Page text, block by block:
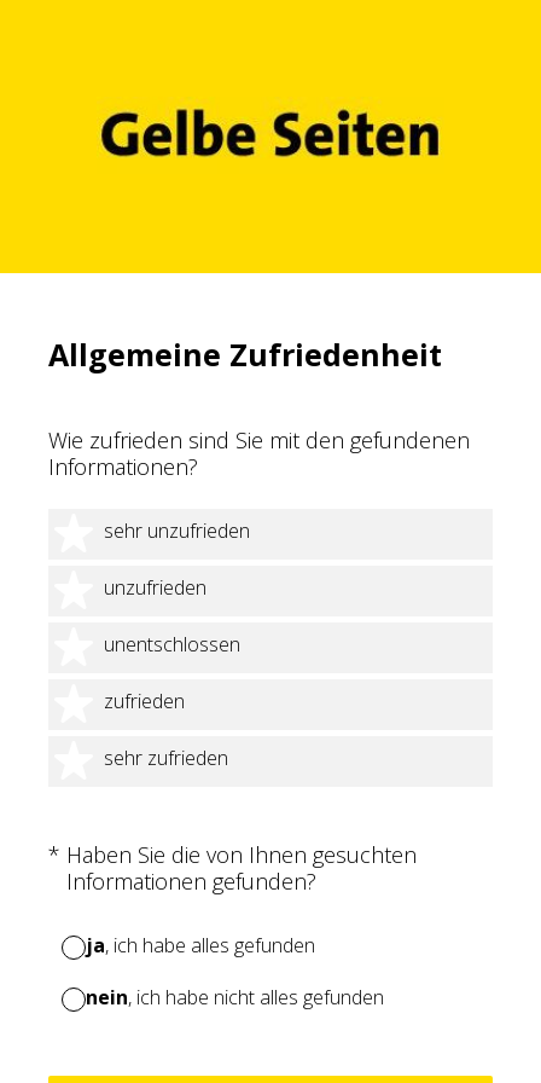
Allgemeine Zufriedenheit
Wie zufrieden sind Sie mit den gefundenen
Informationen?
sehr unzufrieden
1 Stern
unzufrieden
2 Sterne
unentschlossen
3 Sterne
zufrieden
4 Sterne
sehr zufrieden
5 Sterne
* Haben Sie die von Ihnen gesuchten
Informationen gefunden?
(Erforderlich.)
ja, ich habe alles gefunden
nein, ich habe nicht alles gefunden